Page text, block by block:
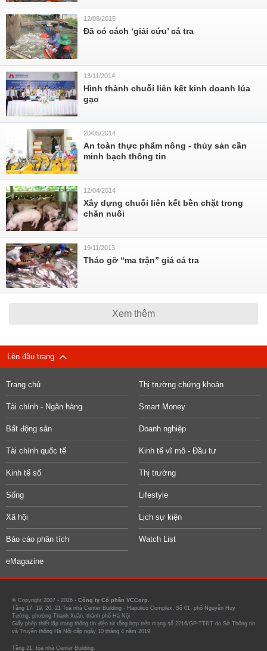
12/08/2015
Đã có cách ‘giải cứu’ cá tra
13/11/2014
Hình thành chuỗi liên kết kinh doanh lúa
gạo
20/05/2014
An toàn thực phẩm nông - thủy sản cần
minh bạch thông tin
12/04/2014
Xây dựng chuỗi liên kết bền chặt trong
chăn nuôi
19/11/2013
Tháo gỡ “ma trận” giá cá tra
Xem thêm
Lên đầu trang
Trang chủ Thị trường chứng khoán
Tài chính - Ngân hàng Smart Money
Bất động sản Doanh nghiệp
Tài chính quốc tế Kinh tế vĩ mô - Đầu tư
Kinh tế số Thị trường
Sống Lifestyle
Xã hội Lịch sự kiện
Báo cáo phân tích Watch List
eMagazine
© Copyright 2007 - 2026 - Công ty Cổ phần VCCorp.
Tầng 17, 19, 20, 21 Toà nhà Center Building - Hapulico Complex, Số 01, phố Nguyễn Huy
Tưởng, phường Thanh Xuân, thành phố Hà Nội
Giấy phép thiết lập trang thông tin điện tử tổng hợp trên mạng số 2216/GP-TTĐT do Sở Thông tin
và Truyền thông Hà Nội cấp ngày 10 tháng 4 năm 2019.
Tầng 21, tòa nhà Center Building.